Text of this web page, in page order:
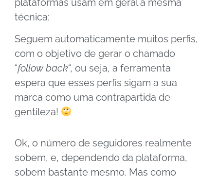
plataformas usam em geral a mesma
técnica:
Seguem automaticamente muitos perfis,
com o objetivo de gerar o chamado
“follow back“, ou seja, a ferramenta
espera que esses perfis sigam a sua
marca como uma contrapartida de
gentileza!
Ok, o número de seguidores realmente
sobem, e, dependendo da plataforma,
sobem bastante mesmo. Mas como